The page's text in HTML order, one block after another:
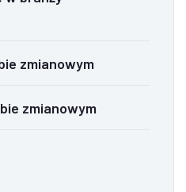
zmianowym
zmianowym